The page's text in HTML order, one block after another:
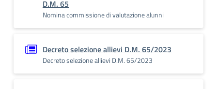
D.M. 65
Nomina commissione di valutazione alunni
Decreto selezione allievi D.M. 65/2023
Decreto selezione allievi D.M. 65/2023